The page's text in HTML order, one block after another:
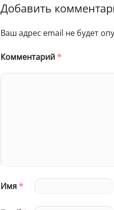
Добавить
Ваш адрес email не будет
Комментарий*
Имя*